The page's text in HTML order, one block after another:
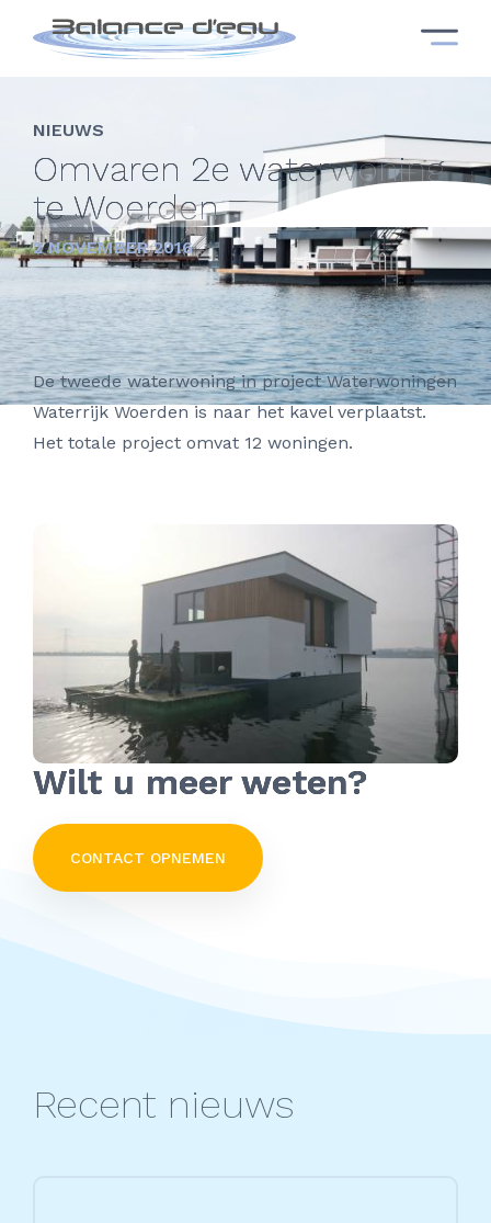
NIEUWS
Omvaren 2e waterwoning
te Woerden
2 NOVEMBER 2016
De tweede waterwoning in project Waterwoningen
Waterrijk Woerden is naar het kavel verplaatst.
Het totale project omvat 12 woningen.
Wilt u meer weten?
CONTACT OPNEMEN
Recent nieuws